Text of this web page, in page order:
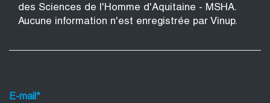
des Sciences de l'Homme d'Aquitaine - MSHA.
Aucune information n'est enregistrée par Vinup.
E-mail*